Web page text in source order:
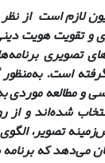
لازم است از
و تقویت هویت
تصویری
است.
مطالعه موردی
شده‌اند و
تصویر،
می‌دهد که